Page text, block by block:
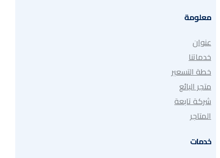
معلومة
عنوان
خدماتنا
خطة التسعير
متجر البائع
شركة تابعة
المتاجر
خدمات